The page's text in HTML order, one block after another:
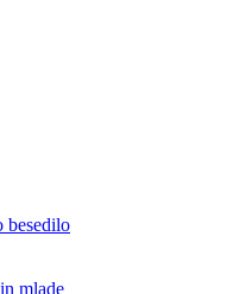
besedilo
mlade